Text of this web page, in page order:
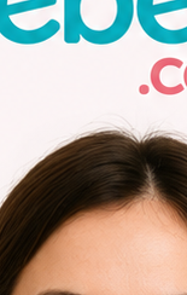
Onaylıyorum.